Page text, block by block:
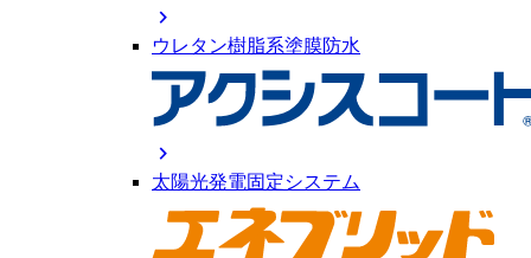
chevron_right
ウレタン樹脂系塗膜防水
chevron_right
太陽光発電固定システム